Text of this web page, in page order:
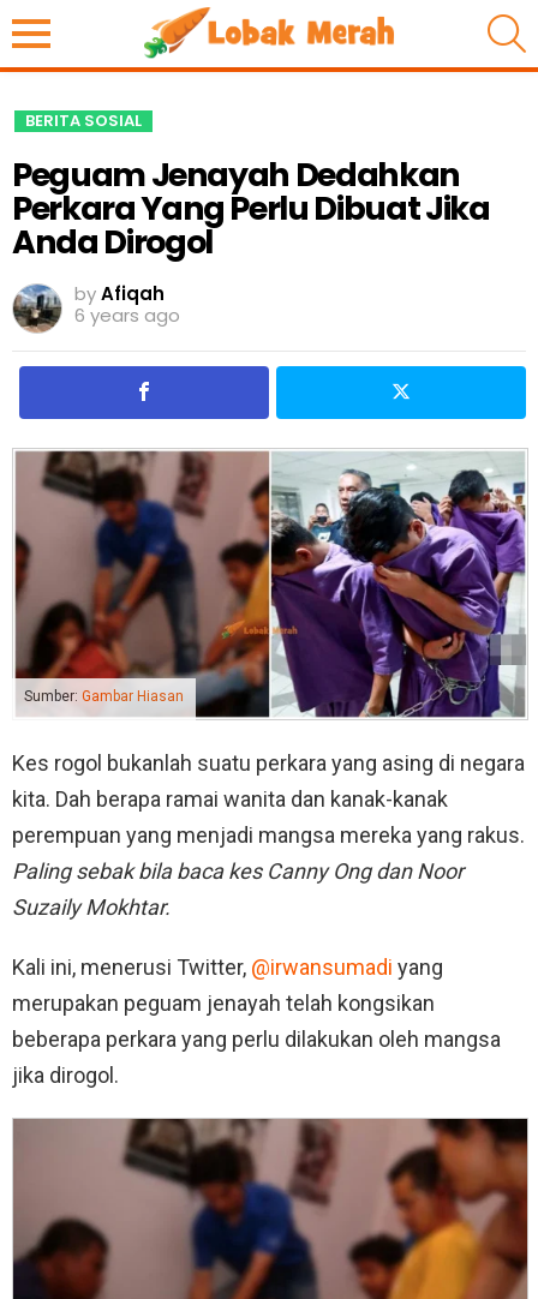
BERITA SOSIAL
Peguam Jenayah Dedahkan
Perkara Yang Perlu Dibuat Jika
Anda Dirogol
byAfiqah
6 years ago
Sumber: Gambar Hiasan
Kes rogol bukanlah suatu perkara yang asing di negara
kita. Dah berapa ramai wanita dan kanak-kanak
perempuan yang menjadi mangsa mereka yang rakus.
Paling sebak bila baca kes Canny Ong dan Noor
Suzaily Mokhtar.
Kali ini, menerusi Twitter, @irwansumadi yang
merupakan peguam jenayah telah kongsikan
beberapa perkara yang perlu dilakukan oleh mangsa
jika dirogol.